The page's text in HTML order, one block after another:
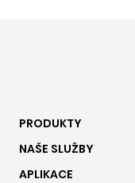
PRODUKTY
NAŠE SLUŽBY
APLIKACE